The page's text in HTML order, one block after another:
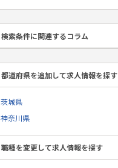
検索条件に関連するコラム
都道府県を追加して求人情報を探す
茨城県
神奈川県
職種を変更して求人情報を探す